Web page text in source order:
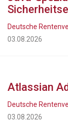
Deutsche
03.08.2026
Atlassian
Deutsche
03.08.2026